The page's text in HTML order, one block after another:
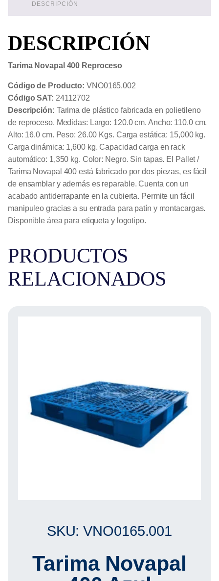
DESCRIPCIÓN
DESCRIPCIÓN
Tarima Novapal 400 Reproceso
Código de Producto: VNO0165.002
Código SAT: 24112702
Descripción: Tarima de plástico fabricada en polietileno
de reproceso. Medidas: Largo: 120.0 cm. Ancho: 110.0 cm.
Alto: 16.0 cm. Peso: 26.00 Kgs. Carga estática: 15,000 kg.
Carga dinámica: 1,600 kg. Capacidad carga en rack
automático: 1,350 kg. Color: Negro. Sin tapas. El Pallet /
Tarima Novapal 400 está fabricado por dos piezas, es fácil
de ensamblar y además es reparable. Cuenta con un
acabado antiderrapante en la cubierta. Permite un fácil
manipuleo gracias a su entrada para patín y montacargas.
Disponible área para etiqueta y logotipo.
PRODUCTOS
RELACIONADOS
SKU: VNO0165.001
Tarima Novapal